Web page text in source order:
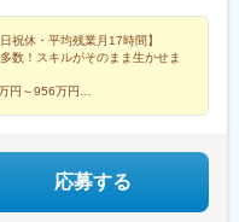
豊島園駅(西武線)、栄町駅(東
、五反田駅、赤坂駅(東京
多摩センター駅、牛浜駅、北
愛知県)、矢場町駅、近鉄名古
阪膳所駅、神戸三宮駅(阪
祝休・平均残業月17時間】
数！スキルがそのまま生かせま
円～956万円
応募する